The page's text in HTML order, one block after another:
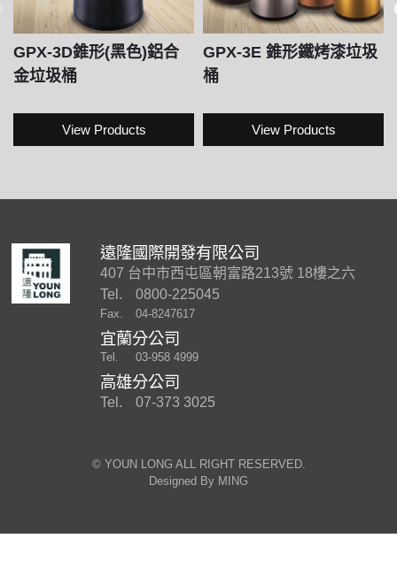
GPX-3D錐形(黑色)鋁合
金垃圾桶
View Products
GPX-3E 錐形鐵烤漆垃圾
桶
View Products
遠隆國際開發有限公司
407 台中市西屯區朝富路213號 18樓之六
Tel.
0800-225045
Fax. 04-8247617
宜蘭分公司
Tel. 03-958 4999
高雄分公司
Tel. 07-373 3025
©︎ YOUN LONG ALL RIGHT RESERVED.
Designed By MING